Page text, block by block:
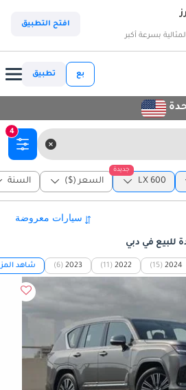
بسرعة أكبر
افتح التطبيق
بع تطبيق
4
جديدة
LX 600 السعر ($) السنة
2024
(15)
2022
(11)
2023
(6) شاهد